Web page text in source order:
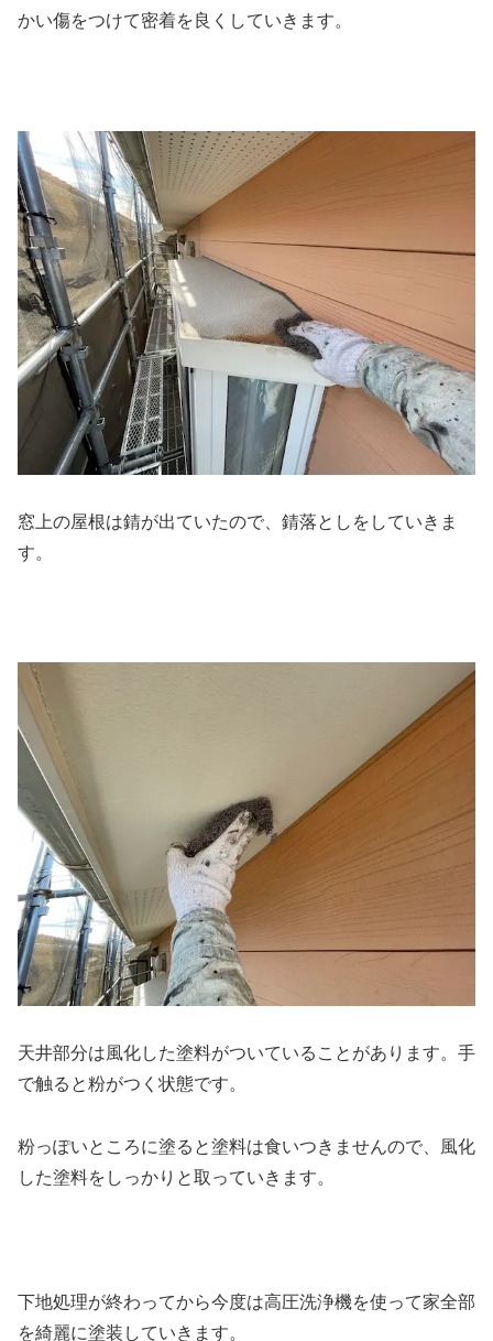
かい傷をつけて密着を良くしていきます。
窓上の屋根は錆が出ていたので、錆落としをしていきま
す。
天井部分は風化した塗料がついていることがあります。手
で触ると粉がつく状態です。
粉っぽいところに塗ると塗料は食いつきませんので、風化
した塗料をしっかりと取っていきます。
下地処理が終わってから今度は高圧洗浄機を使って家全部
を綺麗に塗装していきます。